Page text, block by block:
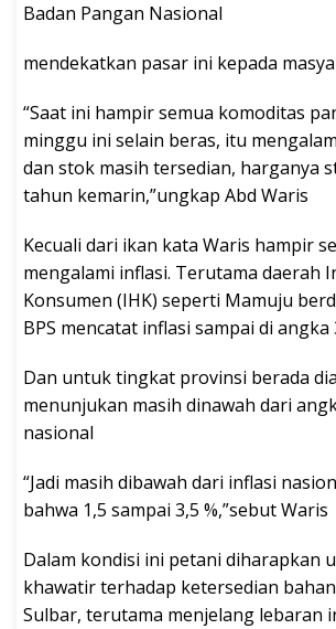
Badan Pangan Nasional
mendekatkan pasar ini kepada
“Saat ini hampir semua komoditas
minggu ini selain beras, itu
dan stok masih tersedian, harganya
tahun kemarin,”ungkap Abd Waris
Kecuali dari ikan kata Waris hampir
mengalami inflasi. Terutama daerah
Konsumen (IHK) seperti Mamuju
BPS mencatat inflasi sampai di angka
Dan untuk tingkat provinsi berada
menunjukan masih dinawah dari
nasional
“Jadi masih dibawah dari inflasi
bahwa 1,5 sampai 3,5 %,”sebut Waris
Dalam kondisi ini petani diharapkan
khawatir terhadap ketersedian
Sulbar, terutama menjelang lebaran